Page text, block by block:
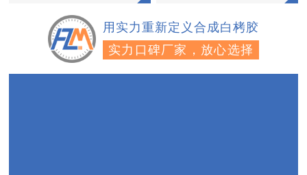
用实力重新定义合成白栲胶
实力口碑厂家，放心选择